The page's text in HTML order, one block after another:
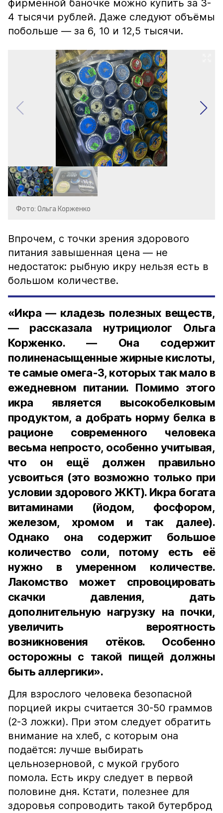
фирменной баночке можно купить за 3-
4 тысячи рублей. Даже следуют объёмы
побольше — за 6, 10 и 12,5 тысячи.
Фото: Ольга Корженко
Впрочем, с точки зрения здорового
питания завышенная цена — не
недостаток: рыбную икру нельзя есть в
большом количестве.
«Икра — кладезь полезных веществ,
— рассказала нутрициолог Ольга
Корженко. — Она содержит
полиненасыщенные жирные кислоты,
те самые омега-3, которых так мало в
ежедневном питании. Помимо этого
икра является высокобелковым
продуктом, а добрать норму белка в
рационе современного человека
весьма непросто, особенно учитывая,
что он ещё должен правильно
усвоиться (это возможно только при
условии здорового ЖКТ). Икра богата
витаминами (йодом, фосфором,
железом, хромом и так далее).
Однако она содержит большое
количество соли, потому есть её
нужно в умеренном количестве.
Лакомство может спровоцировать
скачки давления, дать
дополнительную нагрузку на почки,
увеличить вероятность
возникновения отёков. Особенно
осторожны с такой пищей должны
быть аллергики».
Для взрослого человека безопасной
порцией икры считается 30-50 граммов
(2-3 ложки). При этом следует обратить
внимание на хлеб, с которым она
подаётся: лучше выбирать
цельнозерновой, с мукой грубого
помола. Есть икру следует в первой
половине дня. Кстати, полезнее для
здоровья сопроводить такой бутерброд